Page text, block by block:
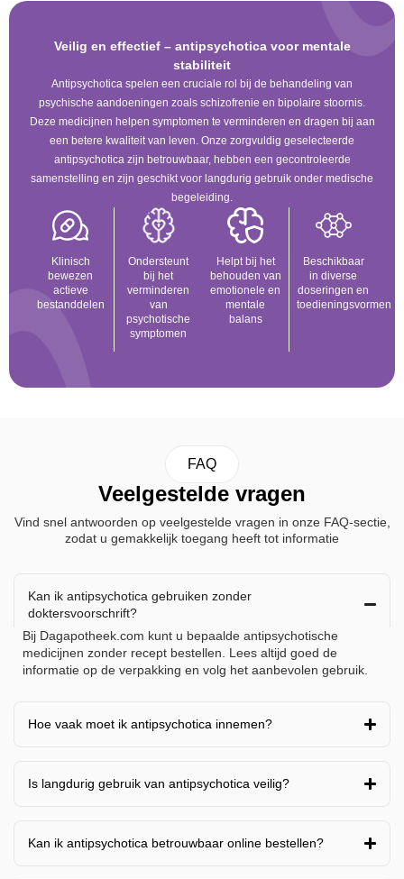
Veilig en effectief – antipsychotica voor mentale
stabiliteit
Antipsychotica spelen een cruciale rol bij de behandeling van
psychische aandoeningen zoals schizofrenie en bipolaire stoornis.
Deze medicijnen helpen symptomen te verminderen en dragen bij aan
een betere kwaliteit van leven. Onze zorgvuldig geselecteerde
antipsychotica zijn betrouwbaar, hebben een gecontroleerde
samenstelling en zijn geschikt voor langdurig gebruik onder medische
begeleiding.
Klinisch
bewezen
actieve
bestanddelen
Ondersteunt
bij het
verminderen
van
psychotische
symptomen
Helpt bij het
behouden van
emotionele en
mentale
balans
Beschikbaar
in diverse
doseringen en
toedieningsvormen
FAQ
Veelgestelde vragen
Vind snel antwoorden op veelgestelde vragen in onze FAQ-sectie,
zodat u gemakkelijk toegang heeft tot informatie
Kan ik antipsychotica gebruiken zonder
doktersvoorschrift?
Bij Dagapotheek.com kunt u bepaalde antipsychotische
medicijnen zonder recept bestellen. Lees altijd goed de
informatie op de verpakking en volg het aanbevolen gebruik.
Hoe vaak moet ik antipsychotica innemen?
Is langdurig gebruik van antipsychotica veilig?
Kan ik antipsychotica betrouwbaar online bestellen?